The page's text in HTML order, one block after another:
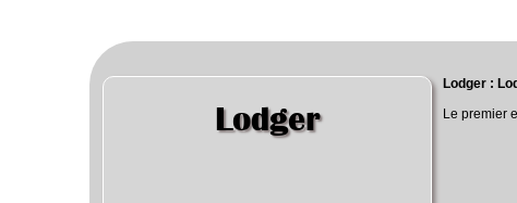
Lodger
Lodger :
Le premier